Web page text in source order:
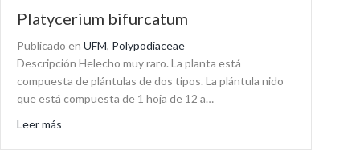
Platycerium bifurcatum
Publicado en UFM, Polypodiaceae
Descripción Helecho muy raro. La planta está
compuesta de plántulas de dos tipos. La plántula nido
que está compuesta de 1 hoja de 12 a…
Leer más